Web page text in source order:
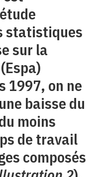
statistiques
sur la
1997, on ne
baisse du
moins
de travail
composés